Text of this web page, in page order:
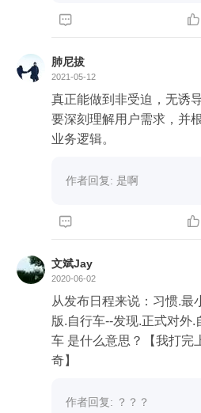
 
肺尼拔
2021-05-12
真正能做到非受迫，无诱
要深刻理解用户需求，并
业务逻辑。
作者回复: 是啊
 
文斌Jay
2020-06-02
从发布日程来说：习惯.最
版.自行车--发现.正式对外
车 是什么意思？【我打完
奇】
作者回复: ？？？